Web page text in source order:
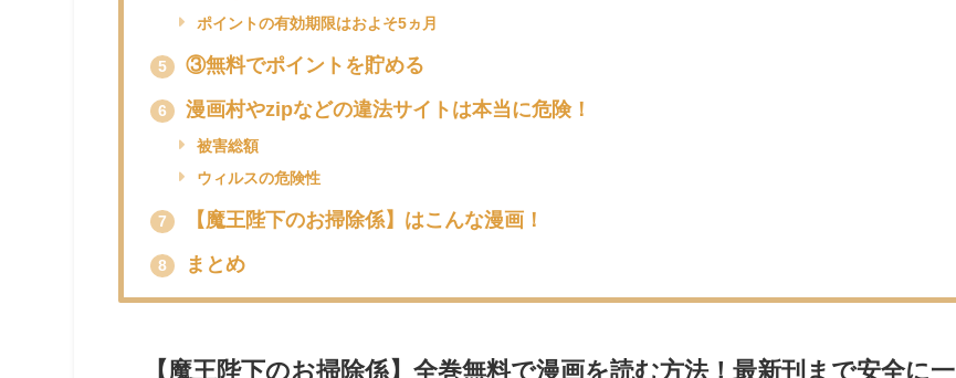
ポイントの有効期限はおよそ5ヵ月
5 ③無料でポイントを貯める
6 漫画村やzipなどの違法サイトは本当に危険！
被害総額
ウィルスの危険性
7 【魔王陛下のお掃除係】はこんな漫画！
8 まとめ
【 魔王陛下のお掃除係】全巻無料で漫画を読む方法！最新刊まで安全に一